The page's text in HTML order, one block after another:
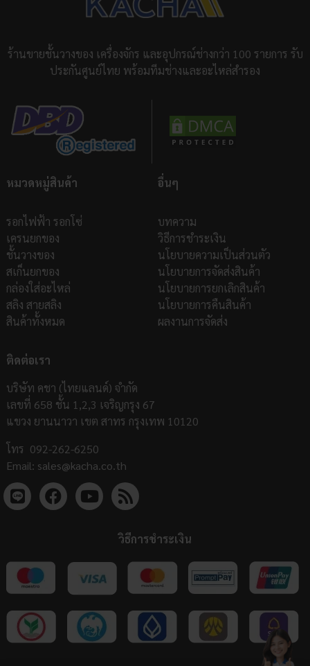
ร้านขายชั้นวางของ เครื่องจักร และอุปกรณ์ช่างกว่า 100 รายการ รับ
ประกันศูนย์ไทย พร้อมทีมช่างและอะไหล่สำรอง
หมวดหมู่สินค้า
รอกไฟฟ้า รอกโซ่
เครนยกของ
ชั้นวางของ
สเก็นยกของ
กล่องใส่อะไหล่
สลิง สายสลิง
สินค้าทั้งหมด
อื่นๆ
บทความ
วิธีการชำระเงิน
นโยบายความเป็นส่วนตัว
นโยบายการจัดส่งสินค้า
นโยบายการยกเลิกสินค้า
นโยบายการคืนสินค้า
ผลงานการจัดส่ง
ติดต่อเรา
บริษัท คชา (ไทยแลนด์) จำกัด
เลขที่ 658 ชั้น 1,2,3 เจริญกรุง 67
แขวง ยานนาวา เขต สาทร กรุงเทพ 10120
โทร 092-262-6250
Email: sales@kacha.co.th
วิธีการชำระเงิน